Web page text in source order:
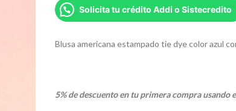
Solicita tu crédito Addi o Sistecredito
Blusa americana estampado tie dye color azul
5% de descuento en tu primera compra usando